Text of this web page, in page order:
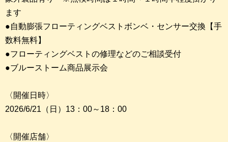
ます
●自動膨張フローティングベストボンベ・センサー交換【手
数料無料】
●フローティングベストの修理などのご相談受付
●ブルーストーム商品展示会
〈開催日時〉
2026/6/21（日）13：00～18：00
〈開催店舗〉